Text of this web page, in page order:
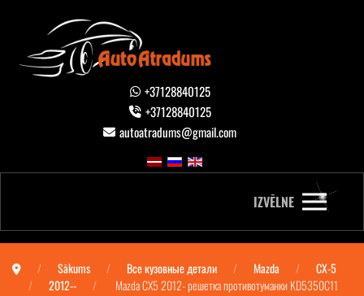
+37128840125
+37128840125
autoatradums@gmail.com
IZVĒLNE
Sākums Все кузовные детали Mazda
CX-5
2012--
Mazda CX5 2012- решетка противотуманки KD5350C11